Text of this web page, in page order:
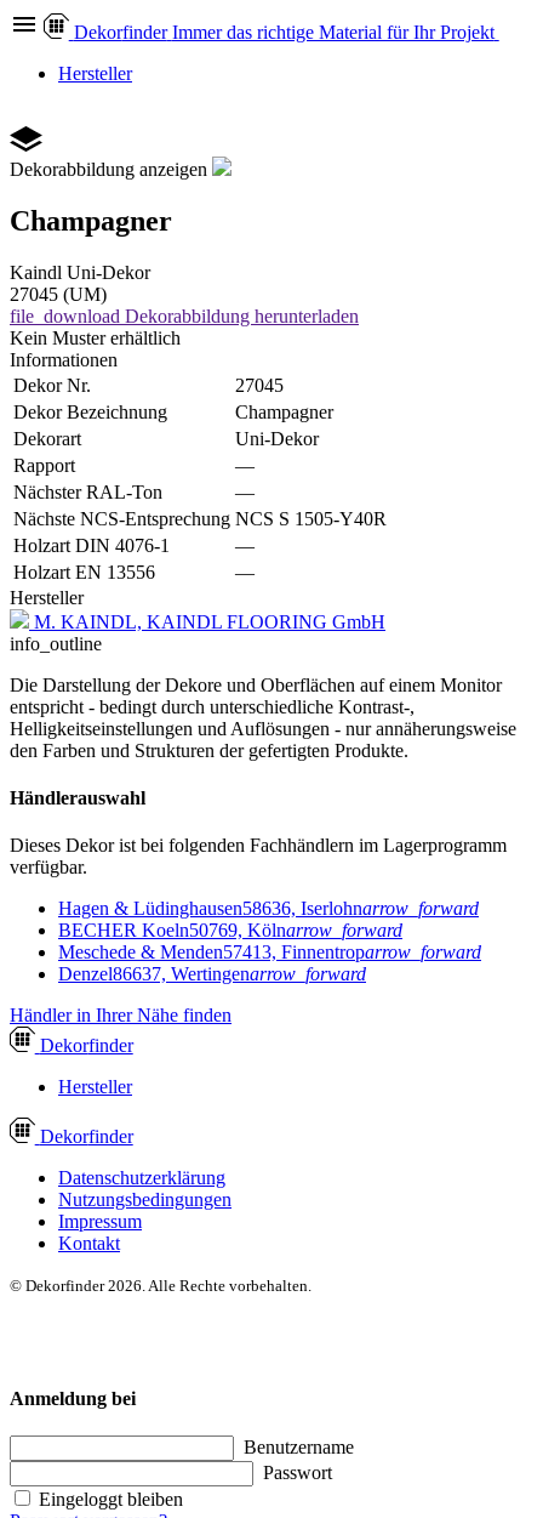
Dekorfinder Immer das richtige Material für Ihr Projekt
Hersteller
Dekorabbildung anzeigen
Champagner
Kaindl Uni-Dekor
27045 (UM)
file_download Dekorabbildung herunterladen
Kein Muster erhältlich
Informationen
Dekor Nr.
27045
Dekor Bezeichnung
Champagner
Dekorart
Uni-Dekor
Rapport
—
Nächster RAL-Ton
—
Nächste NCS-Entsprechung NCS S 1505-Y40R
Holzart DIN 4076-1
—
Holzart EN 13556
—
Hersteller
M. KAINDL, KAINDL FLOORING GmbH
info_outline
Die Darstellung der Dekore und Oberflächen auf einem Monitor
entspricht - bedingt durch unterschiedliche Kontrast-,
Helligkeitseinstellungen und Auflösungen - nur annäherungsweise
den Farben und Strukturen der gefertigten Produkte.
Händlerauswahl
Dieses Dekor ist bei folgenden Fachhändlern im Lagerprogramm
verfügbar.
Hagen & Lüdinghausen58636, Iserlohnarrow_forward
BECHER Koeln50769, Kölnarrow_forward
Meschede & Menden57413, Finnentroparrow_forward
Denzel86637, Wertingenarrow_forward
Händler in Ihrer Nähe finden
Dekorfinder
Hersteller
Dekorfinder
Datenschutzerklärung
Nutzungsbedingungen
Impressum
Kontakt
© Dekorfinder 2026. Alle Rechte vorbehalten.
Anmeldung bei
Benutzername
Passwort
Eingeloggt bleiben